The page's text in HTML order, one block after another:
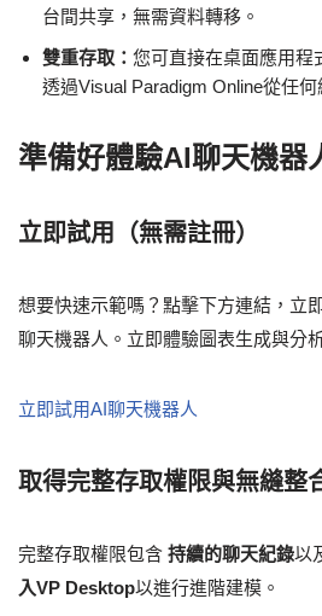
台間共享，無需資料轉移。
雙重存取： 您可直接在桌面應用程
透過Visual Paradigm Online從任何
準備好體驗AI聊天機器
立即試用（無需註冊）
想要快速示範嗎？點擊下方連結，立
聊天機器人。立即體驗圖表生成與分
立即試用AI聊天機器人
取得完整存取權限與無縫整
完整存取權限包含 持續的聊天紀錄以
入VP Desktop以進行進階建模。